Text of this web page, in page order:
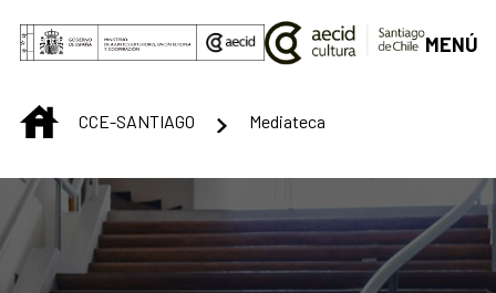
Skip to Main Content
MENÚ
INICIOCCE-SANTIAGO Mediateca